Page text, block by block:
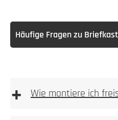
Häufige Fragen zu
+ Wie montiere ich